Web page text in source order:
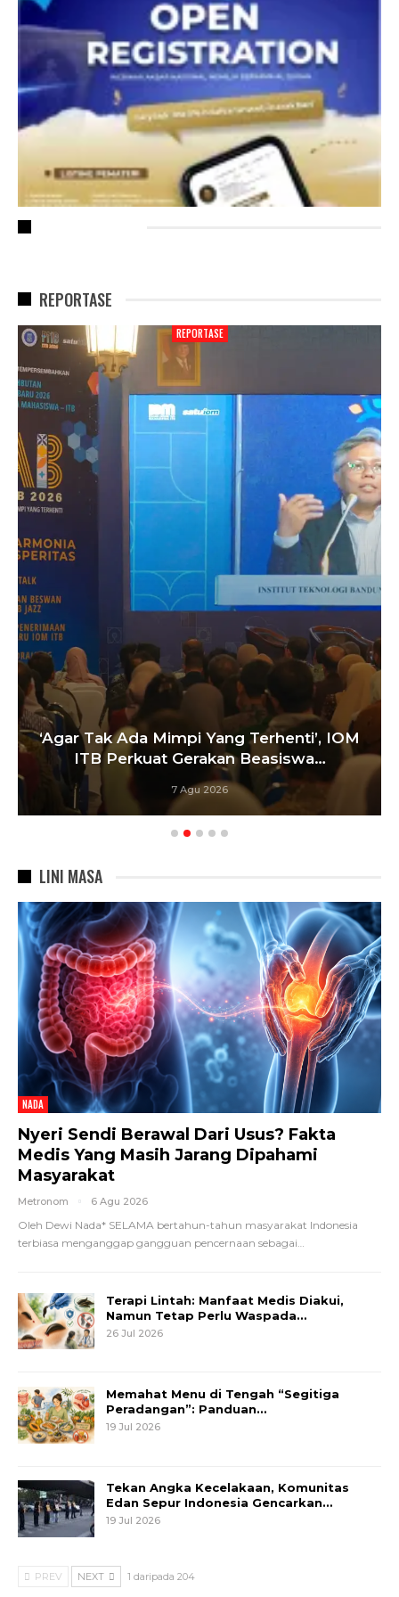
REPORTASE
REPORTASE
Satukan Siswa Dari Berbagai Sekolah,
Pelatih Paskibraka Bandung Fokus
Bangun…
6 Agu 2026
LINI MASA
NADA
Nyeri Sendi Berawal Dari Usus? Fakta
Medis Yang Masih Jarang Dipahami
Masyarakat
Metronom 6 Agu 2026
Oleh Dewi Nada* SELAMA bertahun-tahun masyarakat Indonesia
terbiasa menganggap gangguan pencernaan sebagai
Terapi Lintah: Manfaat Medis Diakui,
Namun Tetap Perlu Waspada…
26 Jul 2026
Memahat Menu di Tengah “Segitiga
Peradangan”: Panduan…
19 Jul 2026
Tekan Angka Kecelakaan, Komunitas
Edan Sepur Indonesia Gencarkan…
19 Jul 2026
PREV NEXT 1 daripada 204